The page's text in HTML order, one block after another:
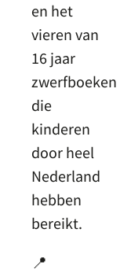
en het
vieren van
16 jaar
zwerfboeken
die
kinderen
door heel
Nederland
hebben
bereikt.
📍